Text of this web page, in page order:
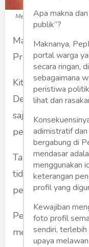
Megawati dan Joko
Mayoritas publik
Presiden sebagai
Kita mulai dulu
Denny JA, bulan
saja yang
petugas partai.
Tapi majoritas
tidak setuju
petugas partai.
Pertanyaannya:
mereka tidak
Apa makna
publik”?
Maknanya,
portal warga
secara ringan,
sebagaimana
peristiwa
lihat dan
adimistratif
bergabung di
mendasar
menggunakan
keterangan
profil yang
Kewajiban
foto profil
sendiri,
upaya